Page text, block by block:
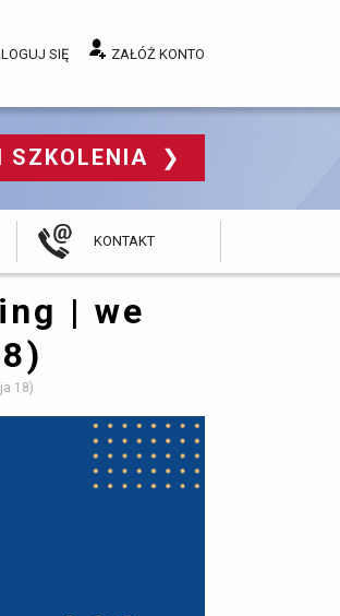
SIĘ ZAŁÓŻ KONTO
SZKOLENIA
KONTAKT
| we
18)